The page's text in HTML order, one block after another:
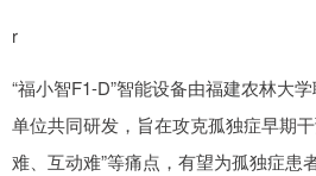
r
“福小智F1-D”智能设备由福建农林大
单位共同研发，旨在攻克孤独症早期
难、互动难”等痛点，有望为孤独症患